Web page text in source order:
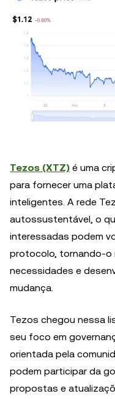
Tezos (XTZ) é uma
para fornecer uma
inteligentes. A rede
autossustentável, o
interessadas podem
protocolo, tornando-o
necessidades e
mudança.
Tezos chegou nessa
seu foco em
orientada pela
podem participar da
propostas e